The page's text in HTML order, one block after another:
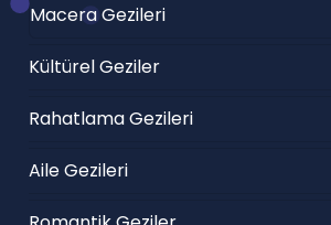
Macera Gezileri
Kültürel Geziler
Rahatlama Gezileri
Aile Gezileri